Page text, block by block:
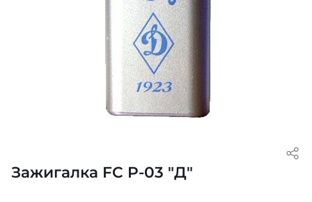
Зажигалка FC P-03 "Д"